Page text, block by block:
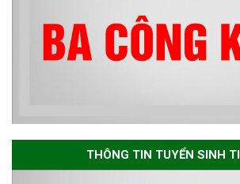
ban chuyên
sơ chuyên
dự tuyển
Thông báo
đủ điều kiện
trình đào tạo
ngành Môi
THÔNG TIN TUYỂN SINH